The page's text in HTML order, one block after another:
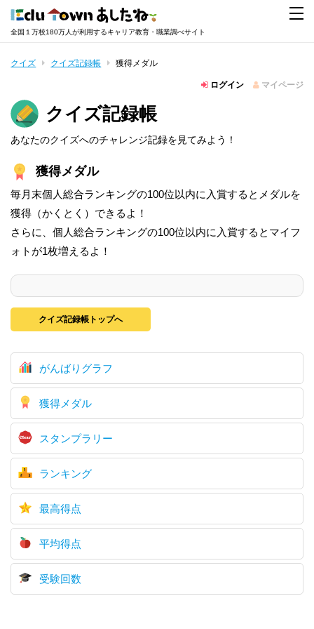
全国１万校180万人が利用するキャリア教育・職業調べサイト
クイズ クイズ記録帳 獲得メダル
ログイン マイページ
クイズ記録帳
あなたのクイズへのチャレンジ記録を見てみよう！
獲得メダル
毎月末個人総合ランキングの100位以内に入賞するとメダルを
獲得（かくとく）できるよ！
さらに、個人総合ランキングの100位以内に入賞するとマイフ
ォトが1枚増えるよ！
クイズ記録帳トップへ
がんばりグラフ
獲得メダル
スタンプラリー
ランキング
最高得点
平均得点
受験回数